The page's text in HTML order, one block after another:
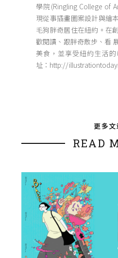
學院(Ringling College of
現從事插畫圖案設計與繪
毛狗胖奇居住在紐約。在
歡閱讀、跟胖奇散步、看
美食，並享受紐約生活
址：http://
更多文
READ